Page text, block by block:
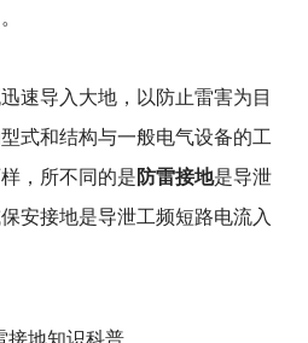
速导入大地，以防止雷害为目
式和结构与一般电气设备的工
，所不同的是防雷接地是导泄
安接地是导泄工频短路电流入